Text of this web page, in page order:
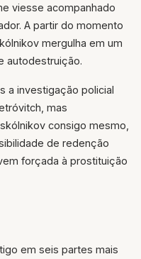
viesse acompanhado
A partir do momento
mergulha em um
autodestruição.
a investigação policial
mas
consigo mesmo,
de redenção
forçada à prostituição
em seis partes mais